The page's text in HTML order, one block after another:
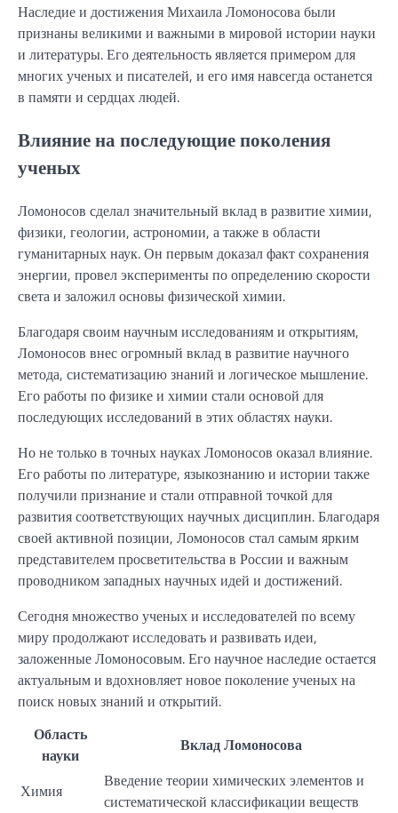
Наследие и достижения Михаила Ломоносова были
признаны великими и важными в мировой истории науки
и литературы. Его деятельность является примером для
многих ученых и писателей, и его имя навсегда останется
в памяти и сердцах людей.
Влияние на последующие поколения
ученых
Ломоносов сделал значительный вклад в развитие химии,
физики, геологии, астрономии, а также в области
гуманитарных наук. Он первым доказал факт сохранения
энергии, провел эксперименты по определению скорости
света и заложил основы физической химии.
Благодаря своим научным исследованиям и открытиям,
Ломоносов внес огромный вклад в развитие научного
метода, систематизацию знаний и логическое мышление.
Его работы по физике и химии стали основой для
последующих исследований в этих областях науки.
Но не только в точных науках Ломоносов оказал влияние.
Его работы по литературе, языкознанию и истории также
получили признание и стали отправной точкой для
развития соответствующих научных дисциплин. Благодаря
своей активной позиции, Ломоносов стал самым ярким
представителем просветительства в России и важным
проводником западных научных идей и достижений.
Сегодня множество ученых и исследователей по всему
миру продолжают исследовать и развивать идеи,
заложенные Ломоносовым. Его научное наследие остается
актуальным и вдохновляет новое поколение ученых на
поиск новых знаний и открытий.
Область
науки
Вклад Ломоносова
Химия
Введение теории химических элементов и
систематической классификации веществ